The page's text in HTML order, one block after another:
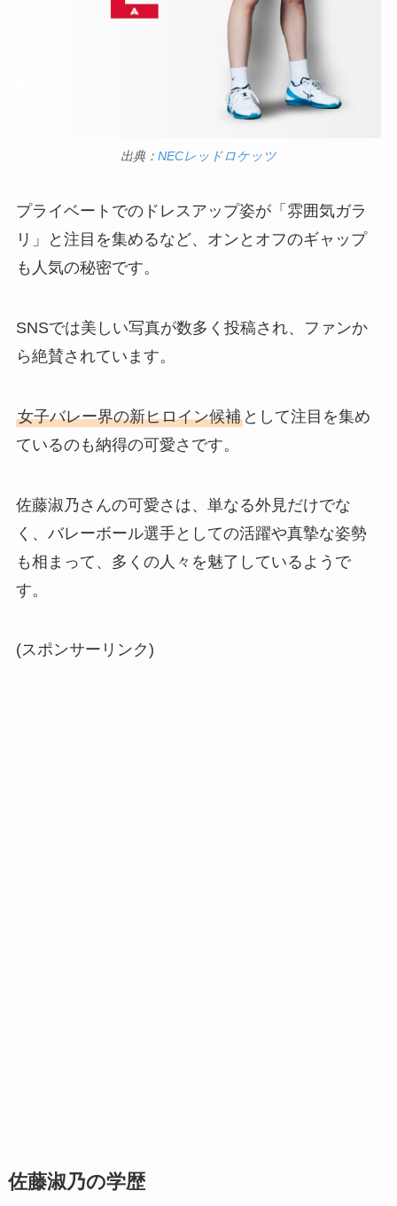
出典： NECレッドロケッツ
プライベートでのドレスアップ姿が「雰囲気ガラ
リ」と注目を集めるなど、オンとオフのギャップ
も人気の秘密です。
SNSでは美しい写真が数多く投稿され、ファンか
ら絶賛されています。
女子バレー界の新ヒロイン候補として注目を集め
ているのも納得の可愛さです。
佐藤淑乃さんの可愛さは、単なる外見だけでな
く、バレーボール選手としての活躍や真摯な姿勢
も相まって、多くの人々を魅了しているようで
す。
(スポンサーリンク)
佐藤淑乃の学歴